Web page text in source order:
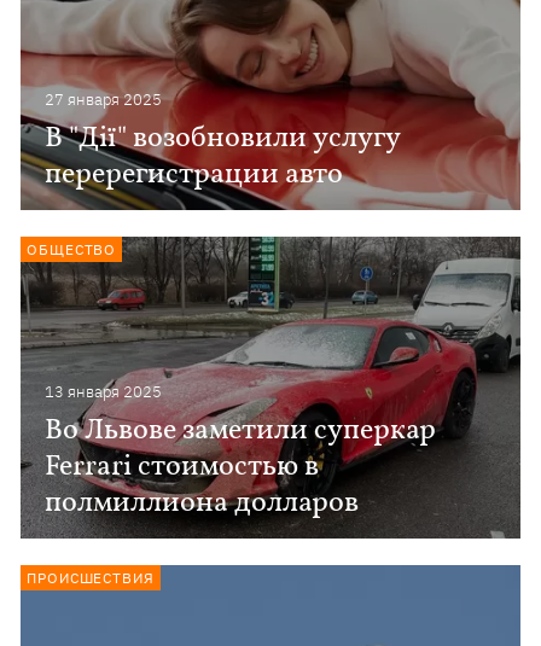
27 января 2025
В "Дії" возобновили услугу
перерегистрации авто
13 января 2025
Во Львове заметили суперкар
Ferrari стоимостью в
полмиллиона долларов
ОБЩЕСТВО
ПРОИСШЕСТВИЯ